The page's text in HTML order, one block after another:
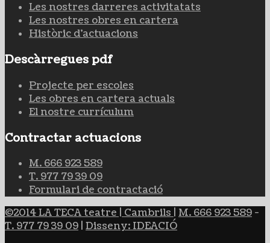
Les nostres darreres activitatats
Les nostres obres en cartera
Històric d'actuacions
Descàrregues pdf
Projecte per escoles
Les obres en cartera actuals
El nostre currículum
Contractar actuacions
M. 666 923 589
T. 977 79 39 09
Formulari de contractació
©2014 LA TECA teatre | Cambrils
M. 666 923 589 -
T. 977 79 39 09 Disseny: IDEACIÓ